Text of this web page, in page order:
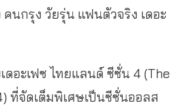
คนกรุง วัยรุ่น แฟนตัวจริง เดอะ
ดอะเฟซ ไทยแลนด์ ซีซั่น 4 (The
ที่จัดเต็มพิเศษเป็นซีซั่นออลส